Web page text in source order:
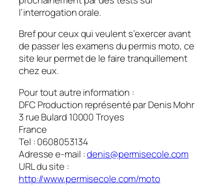
l’interrogation orale.
Bref pour ceux qui veulent s’exercer avant
de passer les examens du permis moto, ce
site leur permet de le faire tranquillement
chez eux.
Pour tout autre information :
DFC Production représenté par Denis Mohr
3 rue Bulard 10000 Troyes
France
Tel : 0608053134
Adresse e-mail :denis@permisecole.com
URL du site :
http://www.permisecole.com/moto